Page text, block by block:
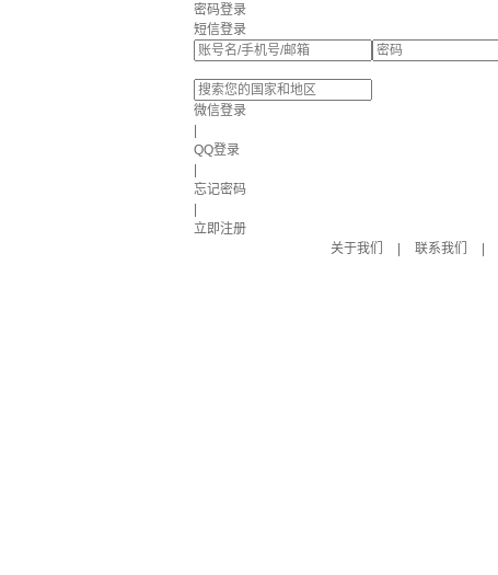
密码登录
短信登录
微信登录
QQ登录
忘记密码
立即注册
关于我们
联系我们